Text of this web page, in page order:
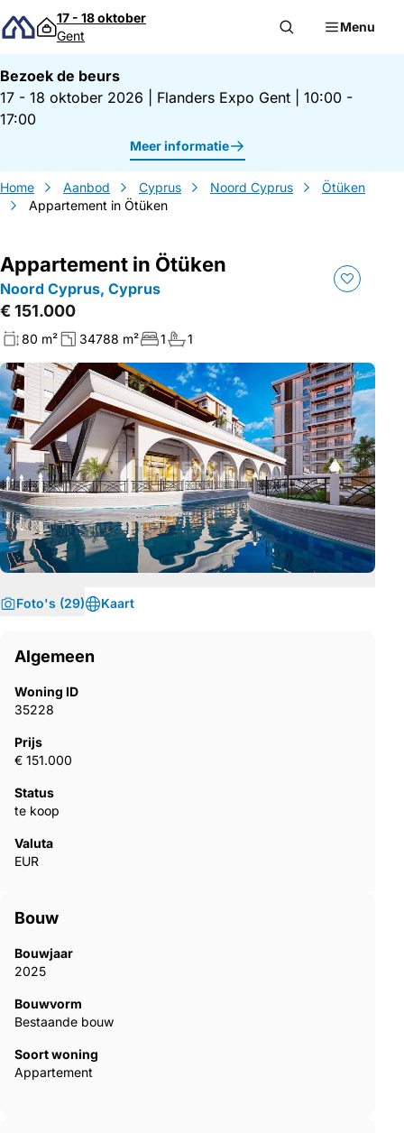
Direct naar inhoud
17 - 18 oktober
Gent
Menu
Bezoek de beurs
17 - 18 oktober 2026
Flanders Expo Gent
10:00 -
17:00
Meer informatie
Home Aanbod Cyprus Noord Cyprus
Ötüken
Appartement in Ötüken
Appartement in Ötüken
Noord Cyprus, Cyprus
€ 151.000
80 m² 34788 m² 1 1
Foto's (29) Kaart
Algemeen
Woning ID
35228
Prijs
€ 151.000
Status
te koop
Valuta
EUR
Bouw
Bouwjaar
2025
Bouwvorm
Bestaande bouw
Soort woning
Appartement